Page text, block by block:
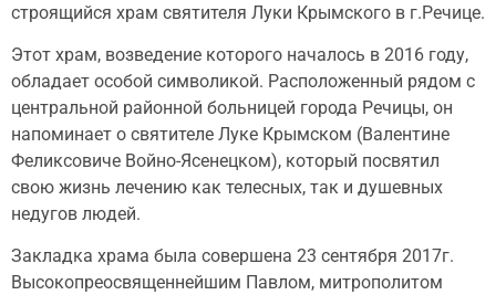
строящийся храм святителя Луки Крымского в г.Речице.
Этот храм, возведение которого началось в 2016 году,
обладает особой символикой. Расположенный рядом с
центральной районной больницей города Речицы, он
напоминает о святителе Луке Крымском (Валентине
Феликсовиче Войно-Ясенецком), который посвятил
свою жизнь лечению как телесных, так и душевных
недугов людей.
Закладка храма была совершена 23 сентября 2017г.
Высокопреосвященнейшим Павлом, митрополитом